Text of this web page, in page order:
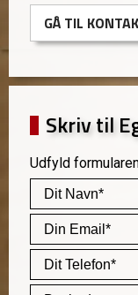
GÅ TIL
Skriv til
Udfyld